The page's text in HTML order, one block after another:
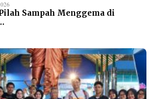
Sampah Menggema di